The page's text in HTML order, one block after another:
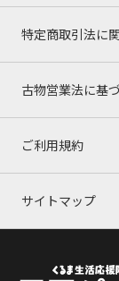
特定商取引法に
古物営業法に基
ご利用規約
サイトマップ